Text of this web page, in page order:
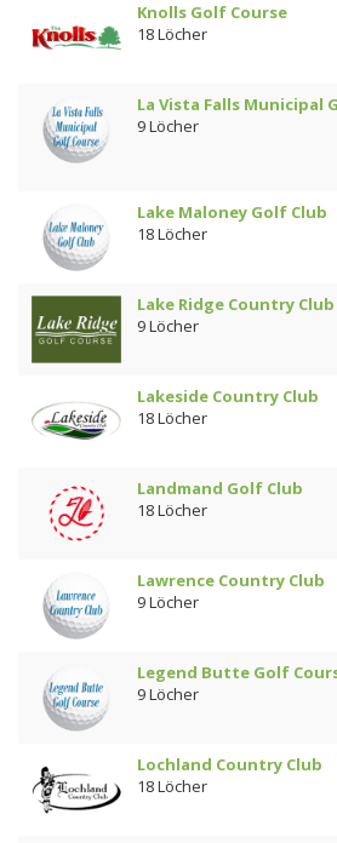
Knolls Golf Course
18 Löcher
La Vista Falls Municipal
9 Löcher
Lake Maloney Golf Club
18 Löcher
Lake Ridge Country Club
9 Löcher
Lakeside Country Club
18 Löcher
Landmand Golf Club
18 Löcher
Lawrence Country Club
9 Löcher
Legend Butte Golf
9 Löcher
Lochland Country Club
18 Löcher